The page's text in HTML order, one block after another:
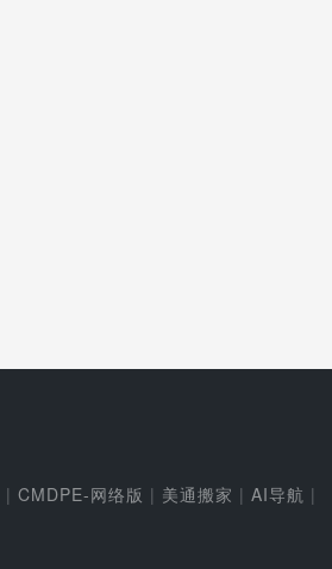
| CMDPE-网络版 | 美通搬家 | AI导航 |